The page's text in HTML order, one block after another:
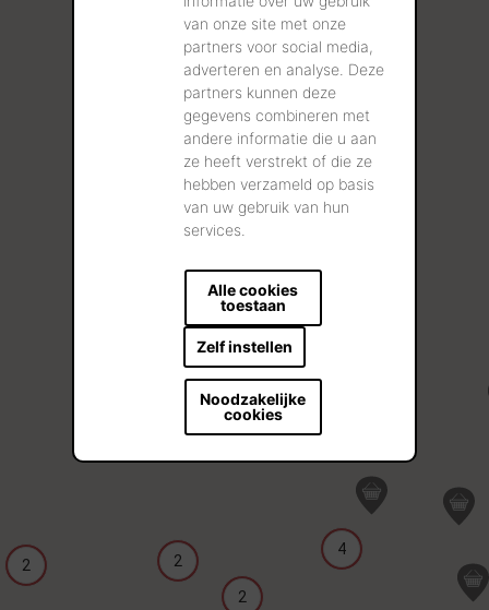
van onze site met onze
partners voor social media,
adverteren en analyse. Deze
partners kunnen deze
gegevens combineren met
andere informatie die u aan
ze heeft verstrekt of die ze
hebben verzameld op basis
van uw gebruik van hun
services.
Alle cookies
toestaan
Zelf instellen
Noodzakelijke
cookies
4
2
2 2